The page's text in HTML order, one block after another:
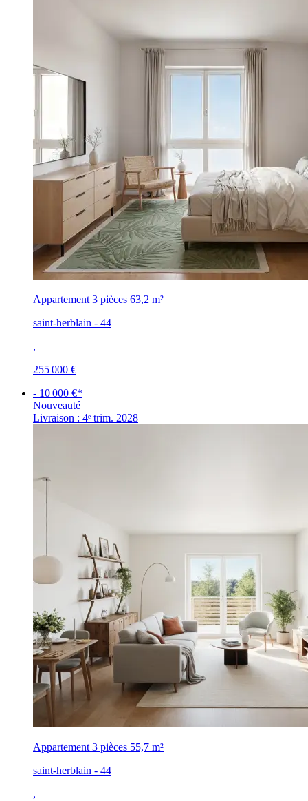
Appartement 3 pièces 63,2 m²
saint-herblain - 44
,
255 000 €
- 10 000 €*
Nouveauté
Livraison : 4ᵉ trim. 2028
Appartement 3 pièces 55,7 m²
saint-herblain - 44
,